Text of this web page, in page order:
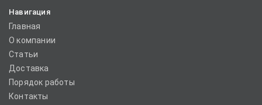
Навигация
Главная
О компании
Статьи
Доставка
Порядок работы
Контакты